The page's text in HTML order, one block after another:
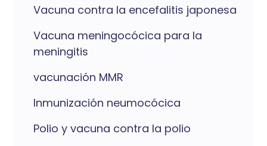
Vacuna contra la encefalitis japonesa
Vacuna meningocócica para la
meningitis
vacunación MMR
Inmunización neumocócica
Polio y vacuna contra la polio